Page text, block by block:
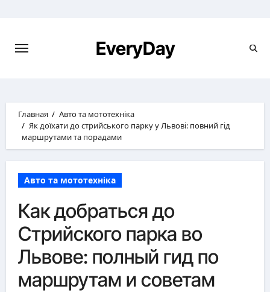
EveryDay
Главная
Авто та мототехніка
Як доїхати до стрийського парку у Львові: повний гід
маршрутами та порадами
Авто та мототехніка
Как добраться до
Стрийского парка во
Львове: полный гид по
маршрутам и советам